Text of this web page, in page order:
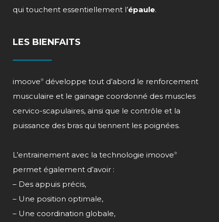
qui touchent essentiellement l’épaule.
LES BIENFAITS
imoove®développe tout d’abord le renforcement
musculaire et le gainage coordonné des muscles
cervico-scapulaires, ainsi que le contrôle et la
puissance des bras qui tiennent les poignées.
L’entrainement avec la technologie imoove®
permet également d’avoir :
– Des appuis précis,
– Une position optimale,
– Une coordination globale,